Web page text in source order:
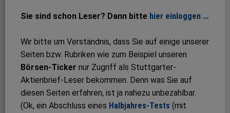
Sie sind schon Leser? Dann bitte hier einloggen …
Wir bitte um Verständnis, dass Sie auf einige unserer
Seiten bzw. Rubriken wie zum Beispiel unseren
Börsen-Ticker nur Zugriff als Stuttgarter-
Aktienbrief-Leser bekommen. Denn was Sie auf
diesen Seiten erfahren, ist ja nahezu unbezahlbar.
(Ok, ein Abschluss eines Halbjahres-Tests (mit